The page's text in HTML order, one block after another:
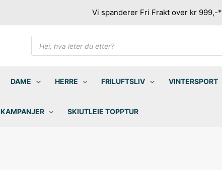
Vi spanderer Fri Frakt over kr 999,-*
Products
search
DAME HERRE FRILUFTSLIV VINTERSPORT
KAMPANJER SKIUTLEIE TOPPTUR